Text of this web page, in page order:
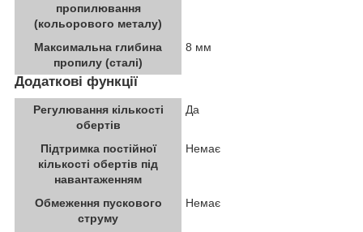
пропилювання
(кольорового металу)
Максимальна глибина
пропилу (сталі)
8 мм
Додаткові функції
Регулювання кількості
обертів
Да
Підтримка постійної
кількості обертів під
навантаженням
Немає
Обмеження пускового
струму
Немає